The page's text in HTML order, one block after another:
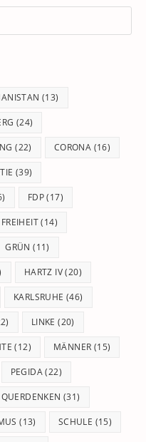
(13)
(24)
(22) CORONA (16)
(39)
FDP(17)
FREIHEIT(14)
GRÜN (11)
HARTZ IV(20)
KARLSRUHE (46)
LINKE (20)
(12) MÄNNER (15)
PEGIDA(22)
QUERDENKEN (31)
(13) SCHULE (15)